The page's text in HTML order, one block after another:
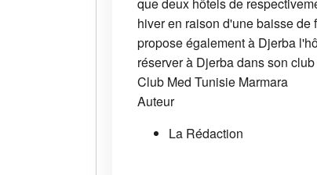
hiver en raison d'une baisse de
propose également à Djerba
réserver à Djerba dans son
Club Med Tunisie Marmara
Auteur
La Rédaction